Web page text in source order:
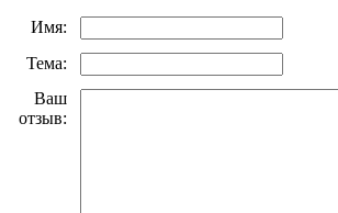
Имя:
Тема:
Ваш
отзыв: